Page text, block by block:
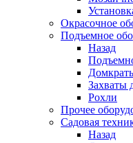
Окрасочное
Подъемное
Назад
Захваты
Рохли
Прочее
Садовая
Назад